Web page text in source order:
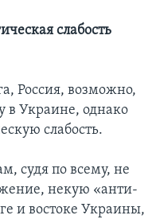
слабость
Россия, возможно,
в Украине, однако
слабость.
судя по всему, не
некую «анти-
и востоке Украины,